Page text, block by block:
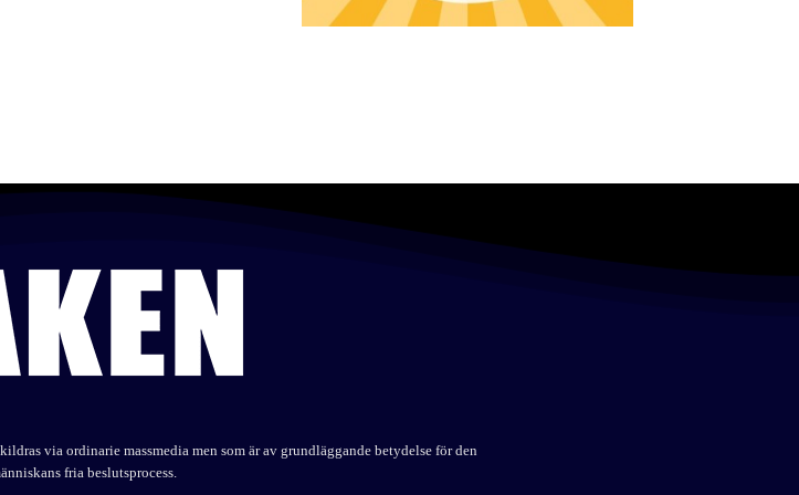
via ordinarie massmedia men som är av grundläggande betydelse för den
fria beslutsprocess.